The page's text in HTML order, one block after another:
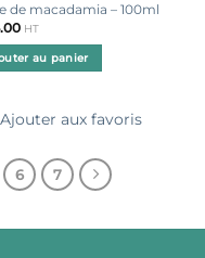
de macadamia – 100ml
HT
au panier
Ajouter aux favoris
6 7